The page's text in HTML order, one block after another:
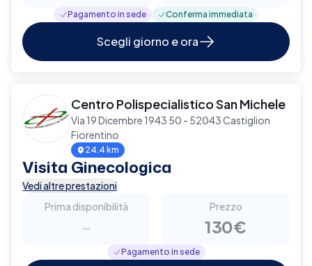
Pagamento in sede Conferma immediata
Scegli giorno e ora
Centro Polispecialistico San Michele
Via 19 Dicembre 1943 50 - 52043 Castiglion
Fiorentino
24.4 km
Visita Ginecologica
Vedi altre prestazioni
Prima disponibilità
-
Prezzo
130€
Pagamento in sede